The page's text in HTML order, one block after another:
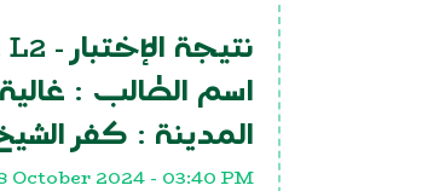
نتيجة الإختبار - L2
اسم الطالب :
المدينة : كفر
October 2024 - 03:40 PM